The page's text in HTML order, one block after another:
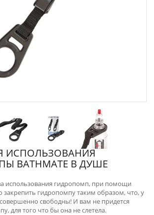
ИСПОЛЬЗОВАНИЯ
BATHMATE В ДУШЕ
использования гидропомп, при помощи
гидропомпу таким образом, что, у
совершенно свободны! И вам не придется
для того что бы она не слетела.